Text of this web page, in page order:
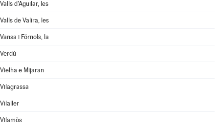
Valls d'Aguilar, les
Valls de Valira, les
Vansa i Fórnols, la
Verdú
Vielha e Mijaran
Vilagrassa
Vilaller
Vilamòs